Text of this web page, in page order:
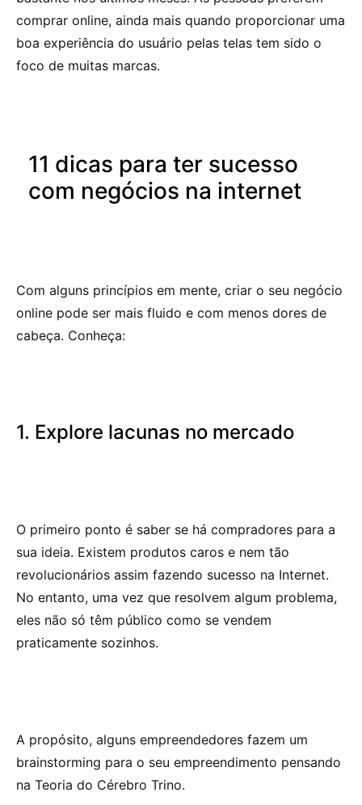
comprar online, ainda mais quando proporcionar uma
boa experiência do usuário pelas telas tem sido o
foco de muitas marcas.
11 dicas para ter sucesso
com negócios na internet
Com alguns princípios em mente, criar o seu negócio
online pode ser mais fluido e com menos dores de
cabeça. Conheça:
1. Explore lacunas no mercado
O primeiro ponto é saber se há compradores para a
sua ideia. Existem produtos caros e nem tão
revolucionários assim fazendo sucesso na Internet.
No entanto, uma vez que resolvem algum problema,
eles não só têm público como se vendem
praticamente sozinhos.
A propósito, alguns empreendedores fazem um
brainstorming para o seu empreendimento pensando
na Teoria do Cérebro Trino.